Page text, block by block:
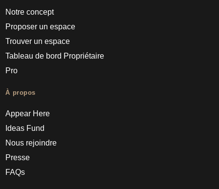
Notre concept
Proposer un espace
Trouver un espace
Tableau de bord Propriétaire
Pro
À propos
Appear Here
Ideas Fund
Nous rejoindre
Presse
FAQs